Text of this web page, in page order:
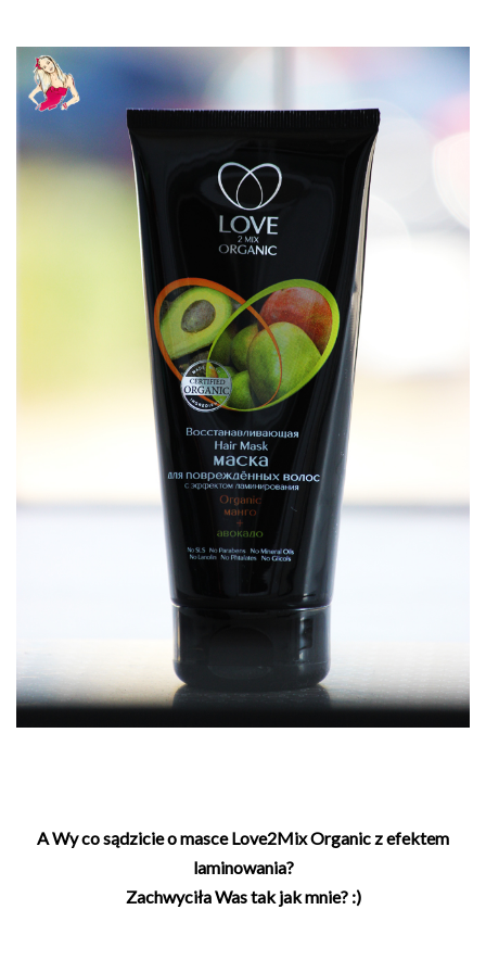
A Wy co sądzicie o masce Love2Mix Organic z efektem
laminowania?
Zachwyciła Was tak jak mnie? :)